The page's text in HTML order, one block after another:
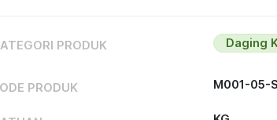
PRODUK Daging
PRODUK M001-05-